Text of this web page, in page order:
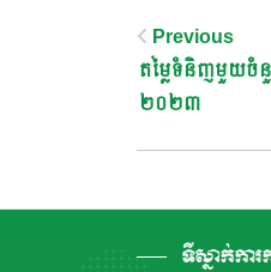
Post
Previous
តម្លៃទំនិញមួយចំនួ
២០២៣
ទីស្នាក់កា